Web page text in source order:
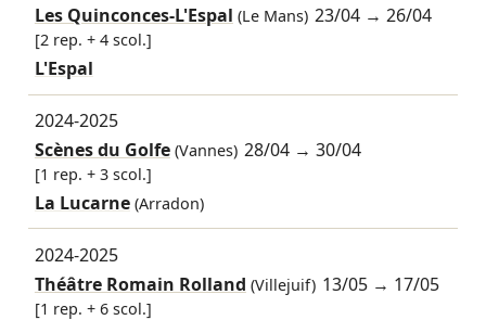
Les Quinconces-L'Espal (Le Mans) 23/04 →26/04
[2 rep. + 4 scol.]
L'Espal
2024-2025
Scènes du Golfe(Vannes) 28/04 →30/04
[1 rep. + 3 scol.]
La Lucarne (Arradon)
2024-2025
Théâtre Romain Rolland (Villejuif) 13/05 → 17/05
[1 rep. + 6 scol.]